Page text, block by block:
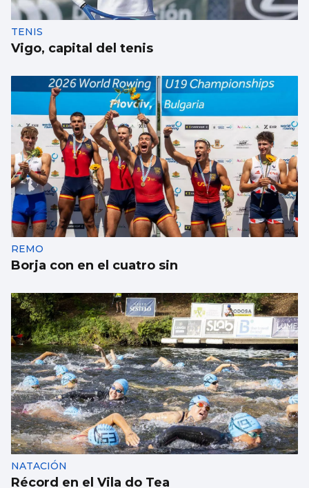
TENIS
Vigo, capital del tenis
REMO
Borja con en el cuatro sin
NATACIÓN
Récord en el Vila do Tea